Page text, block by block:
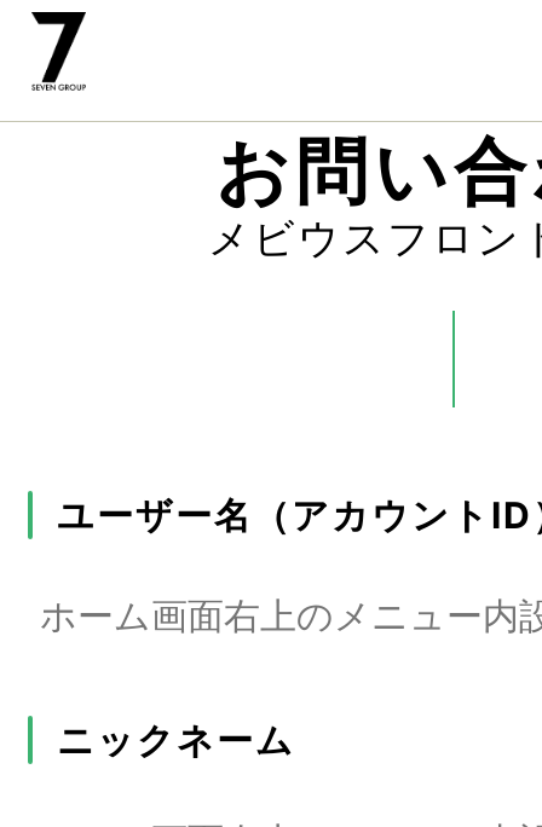
お問い
メビウスフロン
ユーザー名（アカウントID
ニックネーム